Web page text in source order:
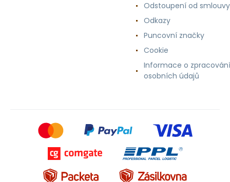
Odstoupení od smlouvy
Odkazy
Puncovní značky
Cookie
Informace o zpracování
osobních údajů